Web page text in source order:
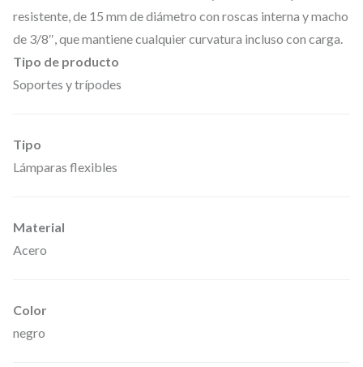
F
l
e
e
s
y
f
resistente, de 15 mm de diámetro con roscas interna y macho
de 3/8″, que mantiene cualquier curvatura incluso con carga.
Tipo de producto
Soportes y trípodes
Tipo
Lámparas flexibles
Material
Acero
Color
negro